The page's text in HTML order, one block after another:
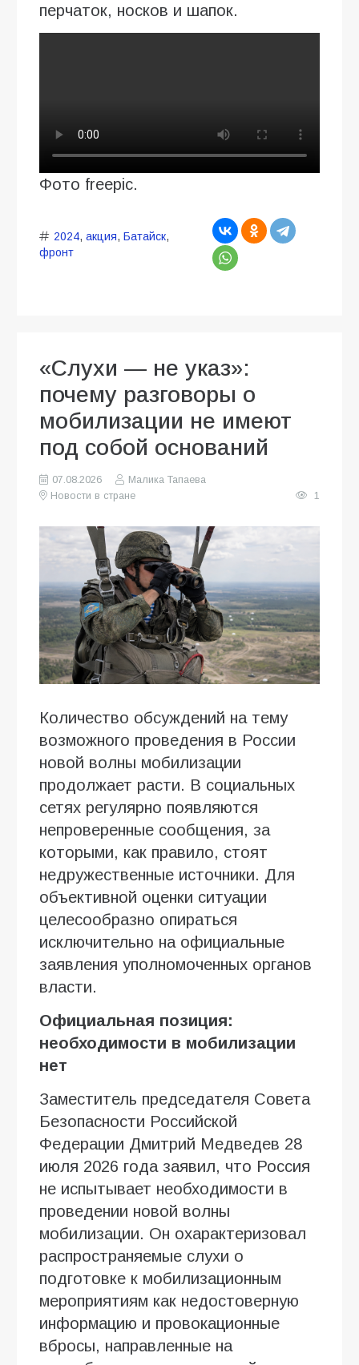
перчаток, носков и шапок.
Фото freepic.
2024, акция, Батайск,
фронт
«Слухи — не указ»:
почему разговоры о
мобилизации не имеют
под собой оснований
07.08.2026
Малика Тапаева
Новости в стране
1
Количество обсуждений на тему
возможного проведения в России
новой волны мобилизации
продолжает расти. В социальных
сетях регулярно появляются
непроверенные сообщения, за
которыми, как правило, стоят
недружественные источники. Для
объективной оценки ситуации
целесообразно опираться
исключительно на официальные
заявления уполномоченных органов
власти.
Официальная позиция:
необходимости в мобилизации
нет
Заместитель председателя Совета
Безопасности Российской
Федерации Дмитрий Медведев 28
июля 2026 года заявил, что Россия
не испытывает необходимости в
проведении новой волны
мобилизации. Он охарактеризовал
распространяемые слухи о
подготовке к мобилизационным
мероприятиям как недостоверную
информацию и провокационные
вбросы, направленные на